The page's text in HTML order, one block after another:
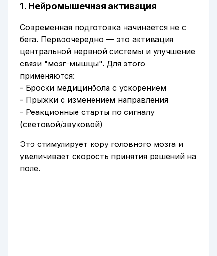
1. Нейромышечная активация
Современная подготовка начинается не с
бега. Первоочередно — это активация
центральной нервной системы и улучшение
связи "мозг-мышцы". Для этого
применяются:
- Броски медицинбола с ускорением
- Прыжки с изменением направления
- Реакционные старты по сигналу
(световой/звуковой)
Это стимулирует кору головного мозга и
увеличивает скорость принятия решений на
поле.